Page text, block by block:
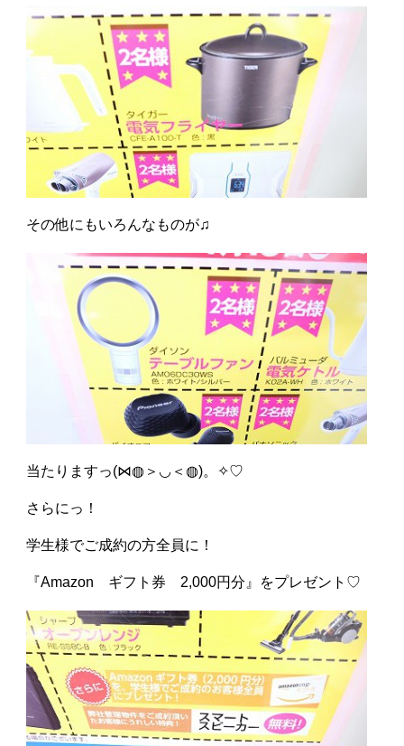
その他にもいろんなものが♫
当たりますっ(⋈◍＞◡＜◍)。✧♡
さらにっ！
学生様でご成約の方全員に！
『Amazon ギフト券 2,000円分』をプレゼント♡